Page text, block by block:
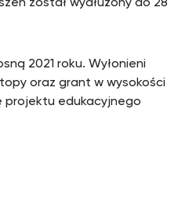
został wydłużony do 28
2021 roku. Wyłonieni
oraz grant w wysokości
projektu edukacyjnego